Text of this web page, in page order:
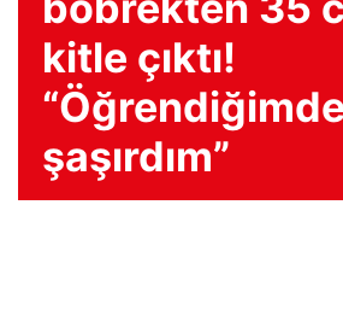
kitle çıktı!
şaşırdım”